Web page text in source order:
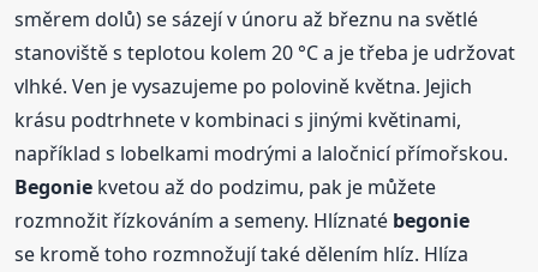
směrem dolů) se sázejí v únoru až březnu na světlé
stanoviště s teplotou kolem 20 °C a je třeba je udržovat
vlhké. Ven je vysazujeme po polovině května. Jejich
krásu podtrhnete v kombinaci s jinými květinami,
například s lobelkami modrými a laločnicí přímořskou.
Begonie kvetou až do podzimu, pak je můžete
rozmnožit řízkováním a semeny. Hlíznaté begonie
se kromě toho rozmnožují také dělením hlíz. Hlíza